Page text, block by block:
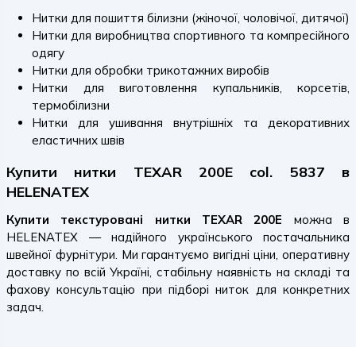
Нитки для пошиття білизни (жіночої, чоловічої, дитячої)
Нитки для виробництва спортивного та компресійного
одягу
Нитки для обробки трикотажних виробів
Нитки для виготовлення купальників, корсетів,
термобілизни
Нитки для ушивання внутрішніх та декоративних
еластичних швів
Купити нитки TEXAR 200E col. 5837 в
HELENATEX
Купити текстуровані нитки TEXAR 200E можна в
HELENATEX — надійного українського постачальника
швейної фурнітури. Ми гарантуємо вигідні ціни, оперативну
доставку по всій Україні, стабільну наявність на складі та
фахову консультацію при підборі ниток для конкретних
задач.